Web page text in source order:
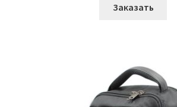
Заказать